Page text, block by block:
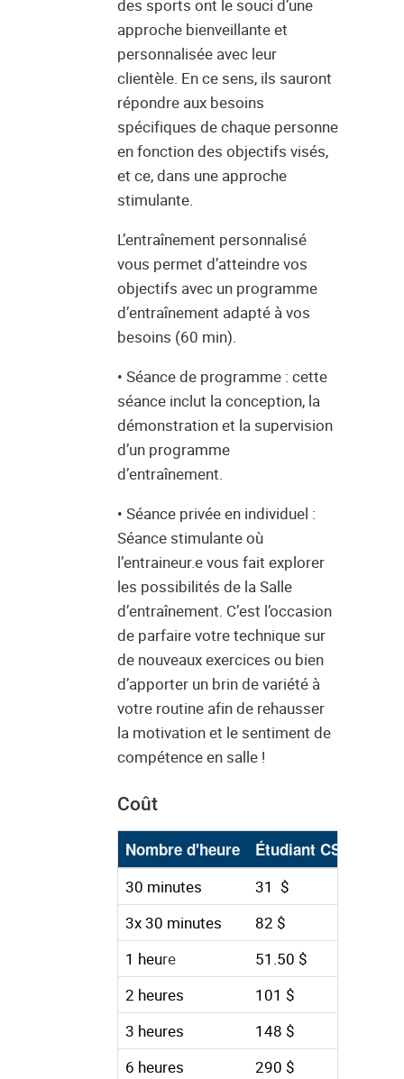
des sports ont le souci d’une
approche bienveillante et
personnalisée avec leur
clientèle. En ce sens, ils sauront
répondre aux besoins
spécifiques de chaque personne
en fonction des objectifs visés,
et ce, dans une approche
stimulante.
L’entraînement personnalisé
vous permet d’atteindre vos
objectifs avec un programme
d’entraînement adapté à vos
besoins (60 min).
• Séance de programme : cette
séance inclut la conception, la
démonstration et la supervision
d’un programme
d’entraînement.
• Séance privée en individuel :
Séance stimulante où
l’entraineur.e vous fait explorer
les possibilités de la Salle
d’entraînement. C’est l’occasion
de parfaire votre technique sur
de nouveaux exercices ou bien
d’apporter un brin de variété à
votre routine afin de rehausser
la motivation et le sentiment de
compétence en salle !
Coût
Nombre d'heure Étudiant CSF
30 minutes 31 $
3x 30 minutes
82 $
1 heure 51.50 $
2 heures
101 $
3 heures
148 $
6 heures
290 $